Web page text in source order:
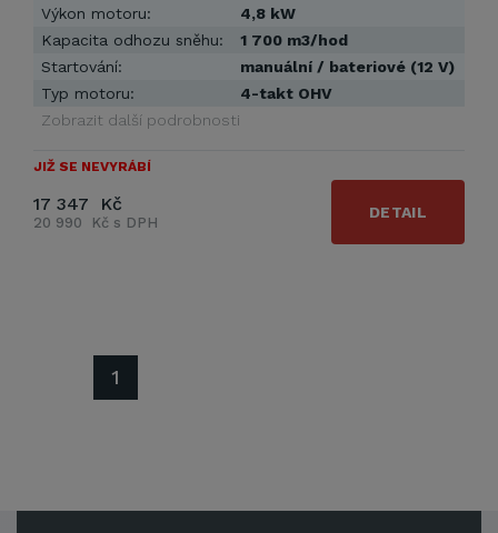
Výkon motoru:
4,8 kW
Kapacita odhozu sněhu:
1 700 m3/hod
Startování:
manuální / bateriové (12 V)
Typ motoru:
4-takt OHV
Zobrazit další podrobnosti
JIŽ SE NEVYRÁBÍ
17 347 Kč
20 990 Kč s DPH
DETAIL
1